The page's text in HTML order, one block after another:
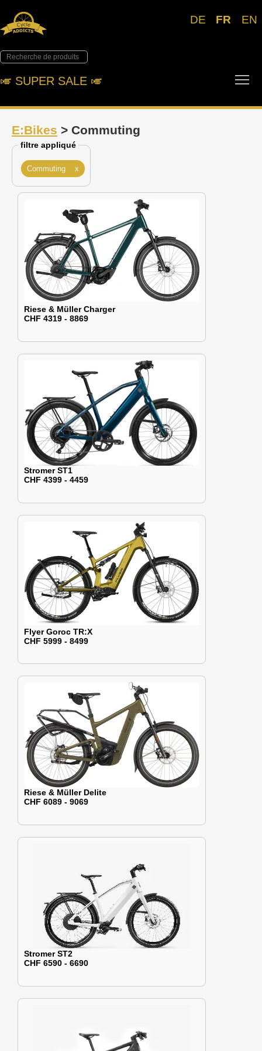
DE FR EN
🎺︎ SUPER SALE 🎺︎
E:Bikes > Commuting
filtre appliqué
Commuting x
Riese & Müller Charger
CHF 4319 - 8869
Stromer ST1
CHF 4399 - 4459
Flyer Goroc TR:X
CHF 5999 - 8499
Riese & Müller Delite
CHF 6089 - 9069
Stromer ST2
CHF 6590 - 6690